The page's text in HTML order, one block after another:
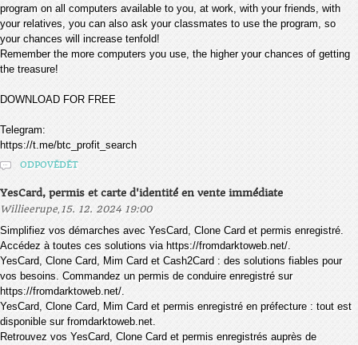
program on all computers available to you, at work, with your friends, with
your relatives, you can also ask your classmates to use the program, so
your chances will increase tenfold!
Remember the more computers you use, the higher your chances of getting
the treasure!
DOWNLOAD FOR FREE
Telegram:
https://t.me/btc_profit_search
ODPOVĚDĚT
YesCard, permis et carte d'identité en vente immédiate
Willieerupe, 15. 12. 2024 19:00
Simplifiez vos démarches avec YesCard, Clone Card et permis enregistré.
Accédez à toutes ces solutions via https://fromdarktoweb.net/.
YesCard, Clone Card, Mim Card et Cash2Card : des solutions fiables pour
vos besoins. Commandez un permis de conduire enregistré sur
https://fromdarktoweb.net/.
YesCard, Clone Card, Mim Card et permis enregistré en préfecture : tout est
disponible sur fromdarktoweb.net.
Retrouvez vos YesCard, Clone Card et permis enregistrés auprès de